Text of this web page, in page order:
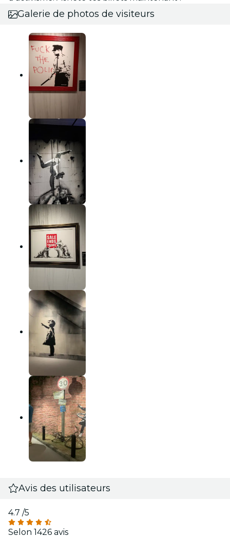
Galerie de photos de visiteurs
Avis des utilisateurs
4.7 /5
Selon 1426 avis